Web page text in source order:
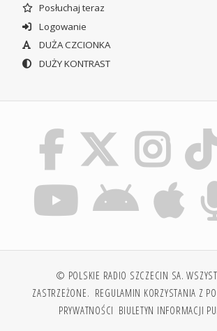
Posłuchaj teraz
Logowanie
DUŻA CZCIONKA
DUŻY KONTRAST
© POLSKIE RADIO SZCZECIN SA.
ZASTRZEŻONE. REGULAMIN KORZYSTANIA Z
PRYWATNOŚCI BIULETYN INFORMACJI